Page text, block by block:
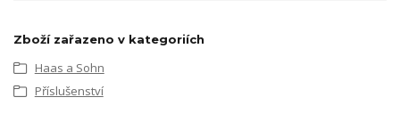
Zboží zařazeno v kategoriích
Haas a Sohn
Příslušenství